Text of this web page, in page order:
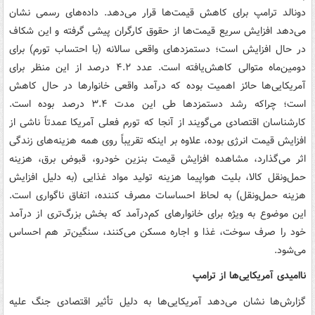
دونالد ترامپ برای کاهش قیمت‌ها قرار می‌دهد. داده‌های رسمی نشان
می‌دهد افزایش سریع قیمت‌ها از حقوق کارگران پیشی گرفته و این شکاف
در حال افزایش است؛ دستمزدهای واقعی سالانه (با احتساب تورم) برای
دومین‌ماه متوالی کاهش‌یافته است. عدد ۴.۲ درصد از این منظر برای
آمریکایی‌ها حائز اهمیت بوده که درآمد واقعی خانوارها در حال کاهش
است؛ چراکه رشد دستمزدها طی این مدت ۳.۴ درصد بوده است.
کارشناسان اقتصادی می‌گویند از آنجا که تورم فعلی آمریکا عمدتاً ناشی از
افزایش قیمت انرژی بوده، علاوه بر اینکه تقریباً روی همه هزینه‌های زندگی
اثر می‌گذارد، مشاهده افزایش قیمت بنزین خودرو، قبوض برق، هزینه
حمل‌ونقل کالا، بلیت هواپیما هزینه تولید مواد غذایی (به دلیل افزایش
هزینه حمل‌ونقل) به لحاظ احساسات مصرف کننده، اتفاق ناگواری است.
این موضوع به ویژه برای خانوارهای کم‌درآمد که بخش بزرگ‌تری از درآمد
خود را صرف سوخت، غذا و اجاره مسکن می‌کنند، سنگین‌تر هم احساس
می‌شود.
ناامیدی آمریکایی‌ها از ترامپ
گزارش‌ها نشان می‌دهد آمریکایی‌ها به دلیل تأثیر اقتصادی جنگ علیه